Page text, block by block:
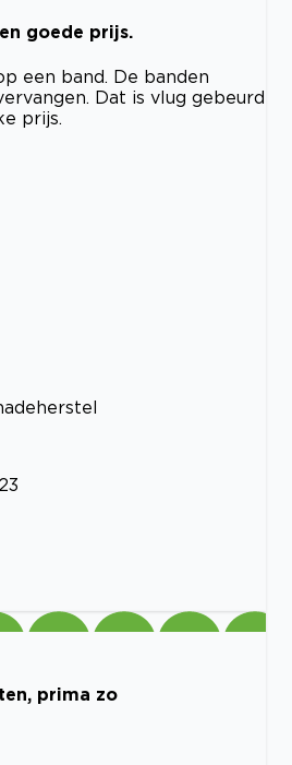
goede prijs.
een band. De banden
Dat is vlug gebeurd
prijs.
prima zo